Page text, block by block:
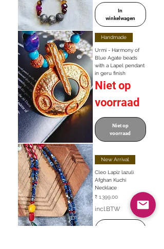
In
winkelwagen
Handmade
Urmi - Harmony of
Blue Agate beads
with a Lapel pendant
in geru finish
Niet op
voorraad
Niet op
voorraad
New Arrival
Cleo Lapiz lazuli
Afghan Kuchi
Necklace
Prijs
₹ 1.399,00
incl.BTW